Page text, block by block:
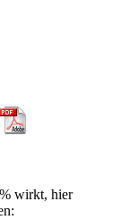
wirkt, hier